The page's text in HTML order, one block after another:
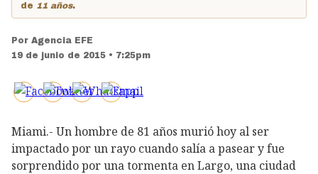
de 11 años.
Por Agencia EFE
19 de junio de 2015 • 7:25pm
Miami.- Un hombre de 81 años murió hoy al ser
impactado por un rayo cuando salía a pasear y fue
sorprendido por una tormenta en Largo, una ciudad